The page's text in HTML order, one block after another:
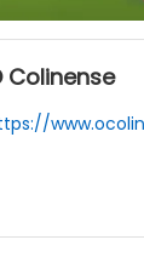
Colinense